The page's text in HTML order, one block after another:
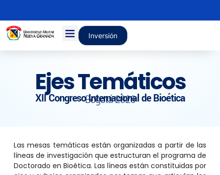
Inversión
Ejes Temáticos
XII Congreso Internacional de Bioética
Bogotá 2026
Las mesas temáticas están organizadas a partir de las
líneas de investigación que estructuran el programa de
Doctorado en Bioética. Las líneas están constituidas por